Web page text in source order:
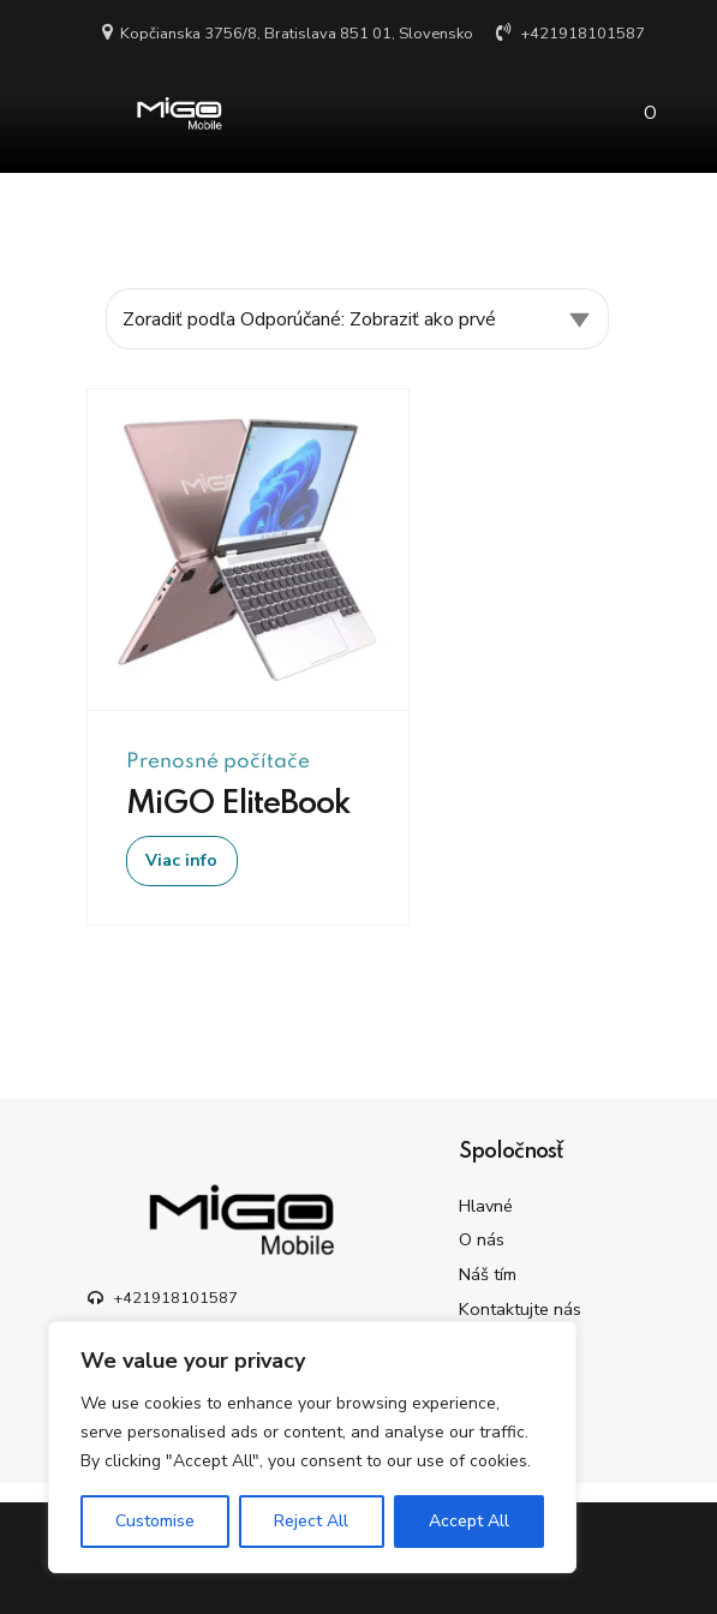
We value your privacy
We use cookies to enhance your browsing experience,
serve personalised ads or content, and analyse our traffic.
By clicking "Accept All", you consent to our use of cookies.
Customise Reject All Accept All
Kopčianska 3756/8, Bratislava 851 01, Slovensko +421918101587
O
Prenosné počítače
MiGO EliteBook
Viac info
+421918101587
Kopčianska 3756/8, Bratislava 851 01,
Spoločnosť
Hlavné
O nás
Náš tím
Kontaktujte nás
©2024 – 2026 MiGO Mobile s.r.o. Všetky práva vyhradené